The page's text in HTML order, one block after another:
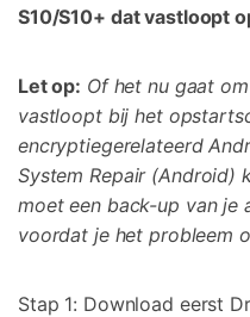
S10/S10+ dat vastloopt
Let op: Of het nu gaat
vastloopt bij het
encryptiegerelateerd
System Repair (Android)
moet een back-up van je
voordat je het probleem
Stap 1: Download eerst